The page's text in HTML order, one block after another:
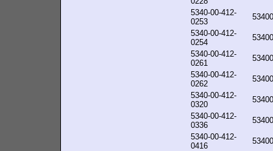
5340-00-412-
0253
5340-00-412-
0254
5340-00-412-
0261
5340-00-412-
0262
5340-00-412-
0320
5340-00-412-
0336
5340-00-412-
0416